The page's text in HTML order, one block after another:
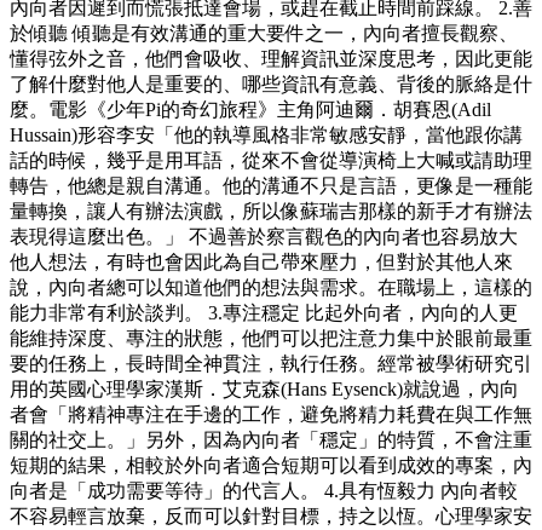
內向者因遲到而慌張抵達會場，或趕在截止時間前踩線。 2.善
於傾聽 傾聽是有效溝通的重大要件之一，內向者擅長觀察、
懂得弦外之音，他們會吸收、理解資訊並深度思考，因此更能
了解什麼對他人是重要的、哪些資訊有意義、背後的脈絡是什
麼。電影《少年Pi的奇幻旅程》主角阿迪爾．胡賽恩(Adil
Hussain)形容李安「他的執導風格非常敏感安靜，當他跟你講
話的時候，幾乎是用耳語，從來不會從導演椅上大喊或請助理
轉告，他總是親自溝通。他的溝通不只是言語，更像是一種能
量轉換，讓人有辦法演戲，所以像蘇瑞吉那樣的新手才有辦法
表現得這麼出色。」 不過善於察言觀色的內向者也容易放大
他人想法，有時也會因此為自己帶來壓力，但對於其他人來
說，內向者總可以知道他們的想法與需求。在職場上，這樣的
能力非常有利於談判。 3.專注穩定 比起外向者，內向的人更
能維持深度、專注的狀態，他們可以把注意力集中於眼前最重
要的任務上，長時間全神貫注，執行任務。經常被學術研究引
用的英國心理學家漢斯．艾克森(Hans Eysenck)就說過，內向
者會「將精神專注在手邊的工作，避免將精力耗費在與工作無
關的社交上。」另外，因為內向者「穩定」的特質，不會注重
短期的結果，相較於外向者適合短期可以看到成效的專案，內
向者是「成功需要等待」的代言人。 4.具有恆毅力 內向者較
不容易輕言放棄，反而可以針對目標，持之以恆。心理學家安